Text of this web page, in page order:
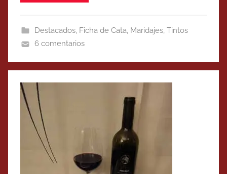
Destacados, Ficha de Cata, Maridajes, Tintos
6 comentarios